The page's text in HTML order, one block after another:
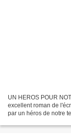
UN HEROS POUR
excellent roman de
par un héros de notre